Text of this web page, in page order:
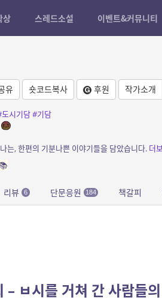
상 스레드소설 이벤트&커뮤니티
유 숏코드복사 후원 작가소개
시기담#기담
는, 한편의 기분나쁜 이야기들을 담았습니다. 더
리뷰 6 단문응원 184 책갈피
– ㅂ시를 거쳐 간 사람들